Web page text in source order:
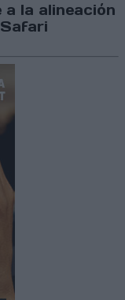
la alineación